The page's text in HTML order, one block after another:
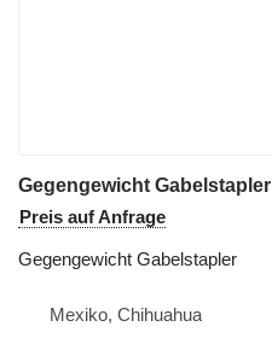
Gegengewicht Gabelstapler
Preis auf Anfrage
Gegengewicht Gabelstapler
Mexiko, Chihuahua